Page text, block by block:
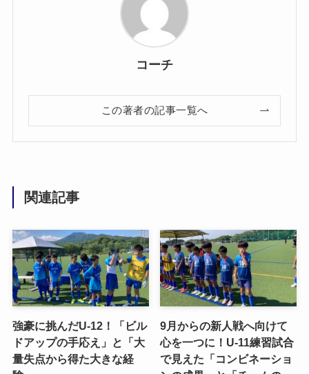
コーチ
この著者の記事一覧へ
関連記事
強豪に挑んだU-12！「ビル
ドアップの手応え」と「大
量失点から得た大きな経
9月からの新人戦へ向けて
心を一つに！U-11練習試合
で見えた「コンビネーショ